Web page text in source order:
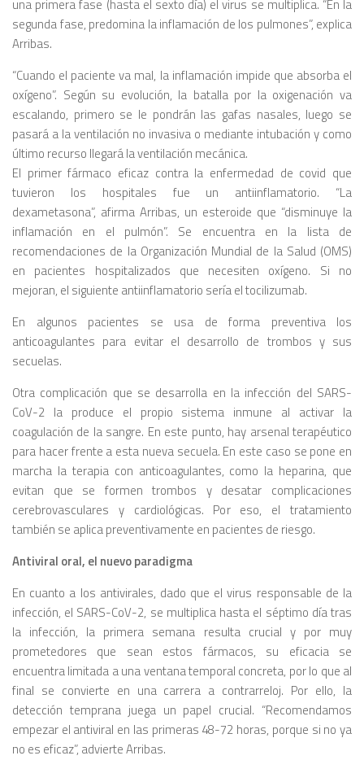
una primera fase (hasta el sexto día) el virus se multiplica. “En la
segunda fase, predomina la inflamación de los pulmones”, explica
Arribas.
“Cuando el paciente va mal, la inflamación impide que absorba el
oxígeno”. Según su evolución, la batalla por la oxigenación va
escalando, primero se le pondrán las gafas nasales, luego se
pasará a la ventilación no invasiva o mediante intubación y como
último recurso llegará la ventilación mecánica.
El primer fármaco eficaz contra la enfermedad de covid que
tuvieron los hospitales fue un antiinflamatorio. “La
dexametasona”, afirma Arribas, un esteroide que “disminuye la
inflamación en el pulmón”. Se encuentra en la lista de
recomendaciones de la Organización Mundial de la Salud (OMS)
en pacientes hospitalizados que necesiten oxígeno. Si no
mejoran, el siguiente antiinflamatorio sería el tocilizumab.
En algunos pacientes se usa de forma preventiva los
anticoagulantes para evitar el desarrollo de trombos y sus
secuelas.
Otra complicación que se desarrolla en la infección del SARS-
CoV-2 la produce el propio sistema inmune al activar la
coagulación de la sangre. En este punto, hay arsenal terapéutico
para hacer frente a esta nueva secuela. En este caso se pone en
marcha la terapia con anticoagulantes, como la heparina, que
evitan que se formen trombos y desatar complicaciones
cerebrovasculares y cardiológicas. Por eso, el tratamiento
también se aplica preventivamente en pacientes de riesgo.
Antiviral oral, el nuevo paradigma
En cuanto a los antivirales, dado que el virus responsable de la
infección, el SARS-CoV-2, se multiplica hasta el séptimo día tras
la infección, la primera semana resulta crucial y por muy
prometedores que sean estos fármacos, su eficacia se
encuentra limitada a una ventana temporal concreta, por lo que al
final se convierte en una carrera a contrarreloj. Por ello, la
detección temprana juega un papel crucial. “Recomendamos
empezar el antiviral en las primeras 48-72 horas, porque si no ya
no es eficaz”, advierte Arribas.